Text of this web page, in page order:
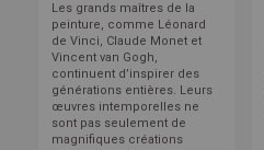
Les grands maîtres de la
peinture, comme Léonard
de Vinci, Claude Monet et
Vincent van Gogh,
continuent d’inspirer des
générations entières. Leurs
œuvres intemporelles ne
sont pas seulement de
magnifiques créations